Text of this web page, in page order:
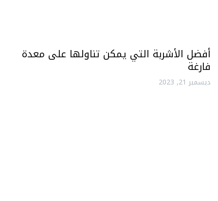
أفضل الأشربة التي يمكن تناولها على معدة
فارغة
ديسمبر 21, 2023